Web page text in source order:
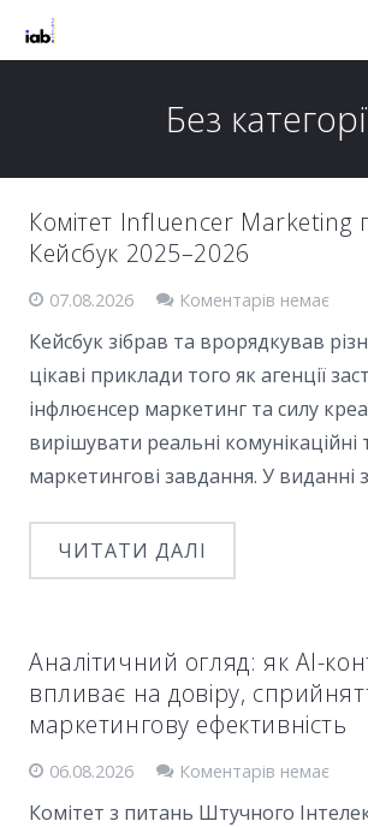
Без
Комітет Influencer Marketing
Кейсбук 2025–2026
07.08.2026 Коментарів немає
Кейсбук зібрав та врорядкував
цікаві приклади того як агенції
інфлюєнсер маркетинг та силу
вирішувати реальні комунікаційні
маркетингові завдання. У виданні
ЧИТАТИ ДАЛІ
Аналітичний огляд: як AI-
впливає на довіру,
маркетингову ефективність
06.08.2026 Коментарів немає
Комітет з питань Штучного